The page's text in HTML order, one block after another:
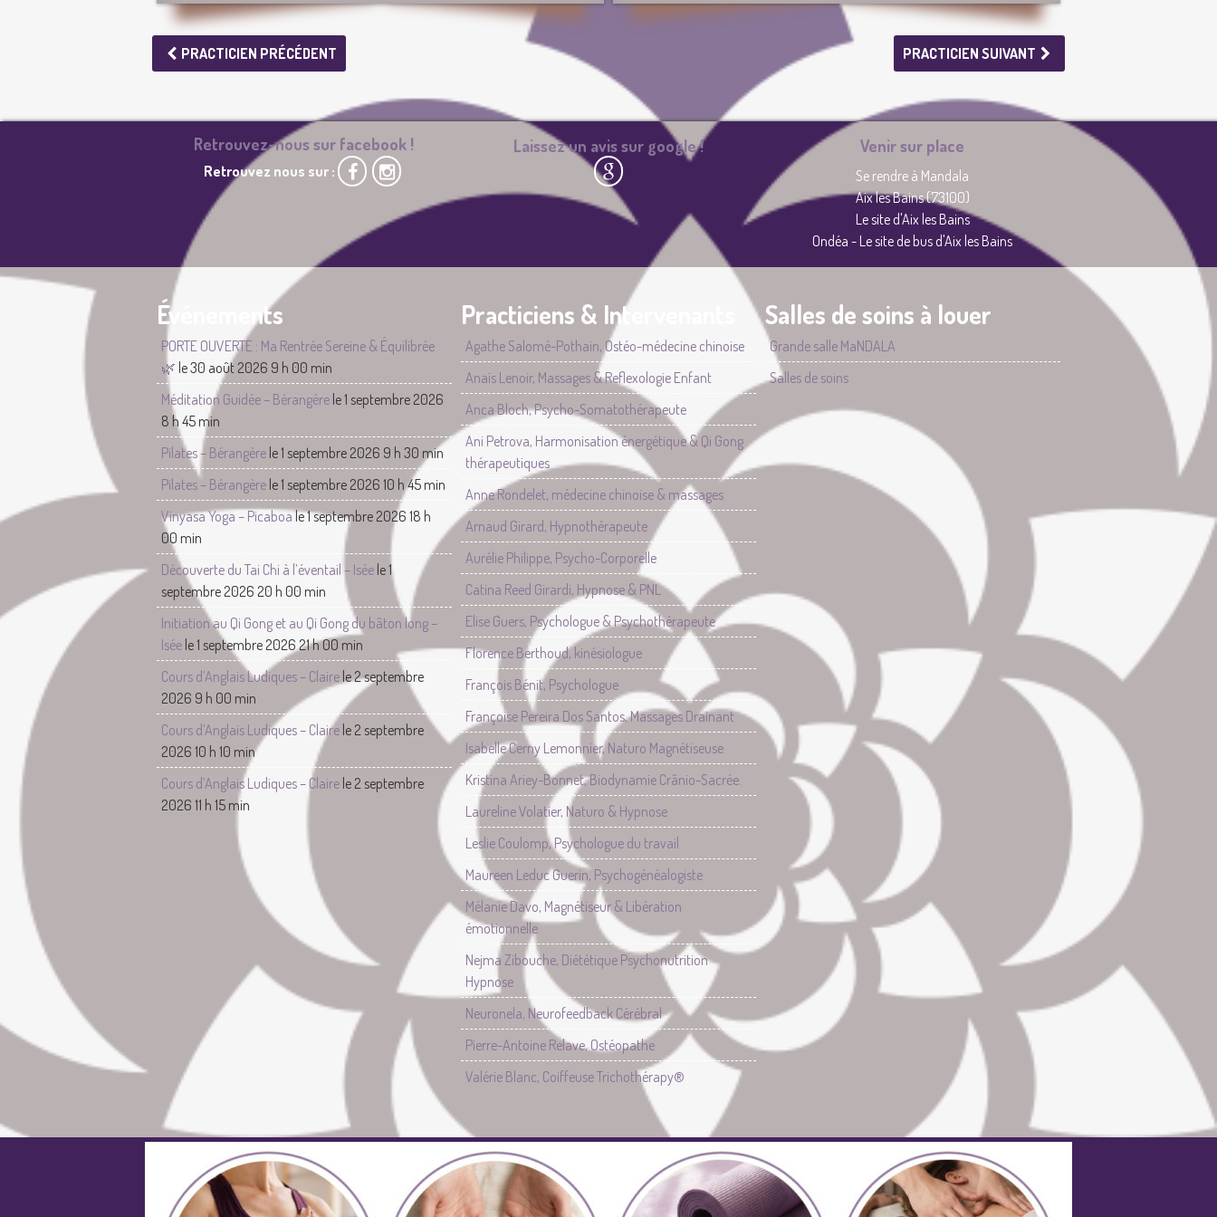
PRACTICIEN PRÉCÉDENT PRACTICIEN SUIVANT
Retrouvez-nous sur facebook !
Retrouvez nous sur :
Laissez un avis sur google ! Venir sur place
Se rendre à Mandala
Aix les Bains (73100)
Le site d'Aix les Bains
Ondéa - Le site de bus d'Aix les Bains
Événements
PORTE OUVERTE : Ma Rentrée Sereine & Équilibrée
🌿 le 30 août 2026 9 h 00 min
Méditation Guidée – Bérangère le 1 septembre 2026
8 h 45 min
Pilates – Bérangère le 1 septembre 2026 9 h 30 min
Pilates – Bérangère le 1 septembre 2026 10 h 45 min
Vinyasa Yoga – Picaboale 1 septembre 2026 18 h
00 min
Découverte du Tai Chi à l’éventail – Isée le 1
septembre 2026 20 h 00 min
Initiation au Qi Gong et au Qi Gong du bâton long –
Isée le 1 septembre 2026 21 h 00 min
Cours d’Anglais Ludiques – Claire le 2 septembre
2026 9 h 00 min
Cours d’Anglais Ludiques – Claire le 2 septembre
2026 10 h 10 min
Cours d’Anglais Ludiques – Claire le 2 septembre
2026 11 h 15 min
Practiciens & Intervenants
Agathe Salomé-Pothain, Ostéo-médecine chinoise
Anaïs Lenoir, Massages & Reflexologie Enfant
Anca Bloch, Psycho-Somatothérapeute
Ani Petrova, Harmonisation énergétique & Qi Gong
thérapeutiques
Anne Rondelet, médecine chinoise & massages
Arnaud Girard, Hypnothérapeute
Aurélie Philippe, Psycho-Corporelle
Catina Reed Girardi, Hypnose & PNL
Elise Guers, Psychologue & Psychothérapeute
Florence Berthoud, kinésiologue
François Bénit, Psychologue
Françoise Pereira Dos Santos, Massages Drainant
Isabelle Cerny Lemonnier, Naturo Magnétiseuse
Kristina Ariey-Bonnet, Biodynamie Crânio-Sacrée.
Laureline Volatier, Naturo & Hypnose
Leslie Coulomp, Psychologue du travail
Maureen Leduc Guerin, Psychogénéalogiste
Mélanie Davo, Magnétiseur & Libération
émotionnelle
Nejma Zibouche, Diététique Psychonutrition
Hypnose
Neuronela, Neurofeedback Cérébral
Pierre-Antoine Relave, Ostéopathe
Valérie Blanc, Coiffeuse Trichothérapy®
Salles de soins à louer
Grande salle MaNDALA
Salles de soins